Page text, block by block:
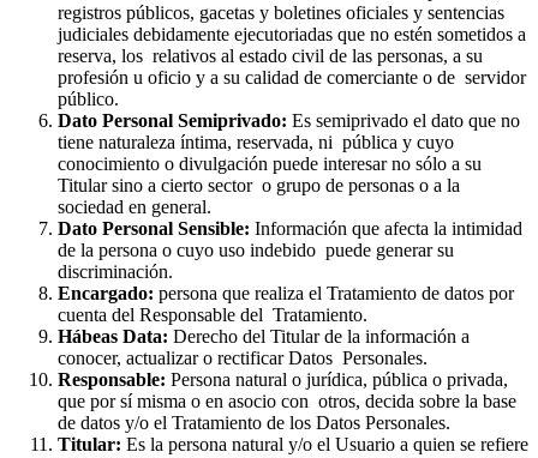
registros públicos, gacetas y boletines oficiales y sentencias
judiciales debidamente ejecutoriadas que no estén sometidos a
reserva, los relativos al estado civil de las personas, a su
profesión u oficio y a su calidad de comerciante o de servidor
público.
Dato Personal Semiprivado: Es semiprivado el dato que no
tiene naturaleza íntima, reservada, ni pública y cuyo
conocimiento o divulgación puede interesar no sólo a su
Titular sino a cierto sector o grupo de personas o a la
sociedad en general.
Dato Personal Sensible: Información que afecta la intimidad
de la persona o cuyo uso indebido puede generar su
discriminación.
Encargado: persona que realiza el Tratamiento de datos por
cuenta del Responsable del Tratamiento.
Hábeas Data: Derecho del Titular de la información a
conocer, actualizar o rectificar Datos Personales.
Responsable: Persona natural o jurídica, pública o privada,
que por sí misma o en asocio con otros, decida sobre la base
de datos y/o el Tratamiento de los Datos Personales.
Titular: Es la persona natural y/o el Usuario a quien se refiere